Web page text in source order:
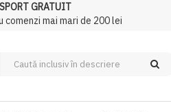
GRATUIT
comenzi mai mari de 200 lei